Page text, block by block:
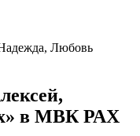
Любовь
в МВК РАХ